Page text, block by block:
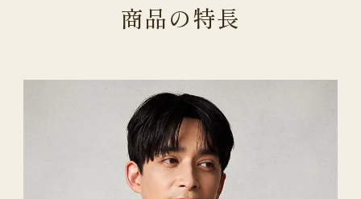
商品の特長